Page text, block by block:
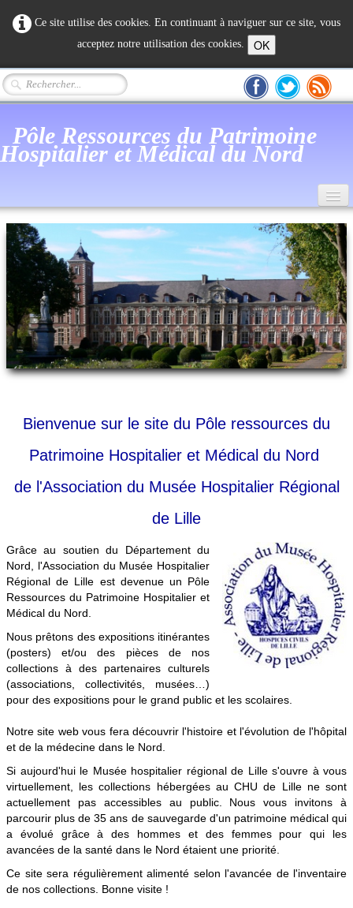
Ce site utilise des cookies. En continuant à naviguer sur ce site, vous
acceptez notre utilisation des cookies.
OK
Pôle Ressources du Patrimoine
Hospitalier et Médical du Nord
Accueil
Actualité
Notre Association
Mémoire humaine
Patrimoine Hospitalier
Contact
Bienvenue sur le site du Pôle ressources du
Patrimoine Hospitalier et Médical du Nord
de l'Association du Musée Hospitalier Régional
de Lille
Grâce au soutien du Département du
Nord, l'Association du Musée Hospitalier
Régional de Lille est devenue un Pôle
Ressources du Patrimoine Hospitalier et
Médical du Nord.
Nous prêtons des expositions itinérantes
(posters) et/ou des pièces de nos
collections à des partenaires culturels
(associations, collectivités, musées…)
pour des expositions pour le grand public et les scolaires.
Notre site web vous fera découvrir l'histoire et l'évolution de l'hôpital
et de la médecine dans le Nord.
Si aujourd'hui le Musée hospitalier régional de Lille s'ouvre à vous
virtuellement, les collections hébergées au CHU de Lille ne sont
actuellement pas accessibles au public. Nous vous invitons à
parcourir plus de 35 ans de sauvegarde d'un patrimoine médical qui
a évolué grâce à des hommes et des femmes pour qui les
avancées de la santé dans le Nord étaient une priorité.
Ce site sera régulièrement alimenté selon l'avancée de l'inventaire
de nos collections. Bonne visite !